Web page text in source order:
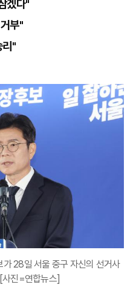
겠다"
부"
리"
28일 서울 중구 자신의 선거사
사진=연합뉴스]